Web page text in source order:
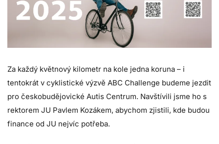
Za každý květnový kilometr na kole jedna koruna – i
tentokrát v cyklistické výzvě ABC Challenge budeme jezdit
pro českobudějovické Autis Centrum. Navštívili jsme ho s
rektorem JU Pavlem Kozákem, abychom zjistili, kde budou
finance od JU nejvíc potřeba.